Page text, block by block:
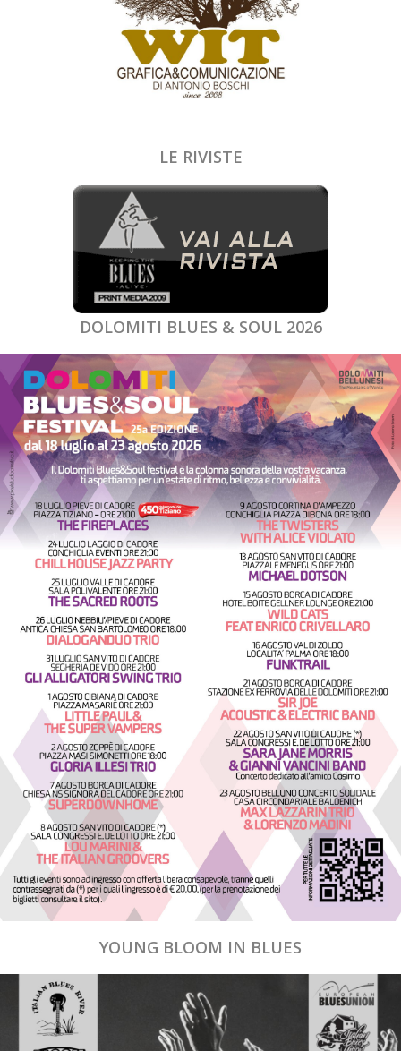
LE RIVISTE
DOLOMITI BLUES & SOUL 2026
YOUNG BLOOM IN BLUES